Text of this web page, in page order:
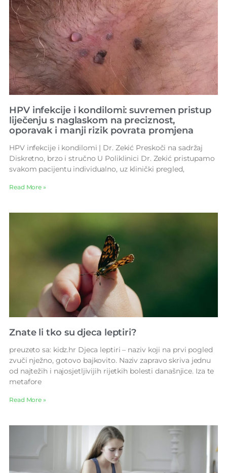
HPV infekcije i kondilomi: suvremen pristup
liječenju s naglaskom na preciznost,
oporavak i manji rizik povrata promjena
HPV infekcije i kondilomi | Dr. Zekić Preskoči na sadržaj
Diskretno, brzo i stručno U Poliklinici Dr. Zekić pristupamo
svakom pacijentu individualno, uz klinički pregled,
Read More »
Znate li tko su djeca leptiri?
preuzeto sa: kidz.hr Djeca leptiri – naziv koji na prvi pogled
zvuči nježno, gotovo bajkovito. Naziv zapravo skriva jednu
od najtežih i najosjetljivijih rijetkih bolesti današnjice. Iza te
metafore
Read More »